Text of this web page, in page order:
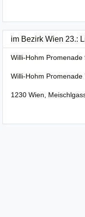
im Bezirk Wien 23.:
Willi-Hohm Promenade
Willi-Hohm Promenade
1230 Wien,